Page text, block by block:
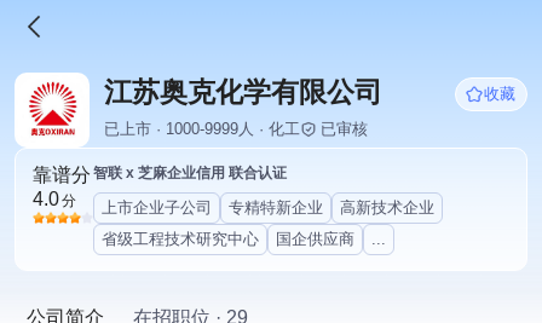
江苏奥克化学有限公司
收藏
已上市 · 1000-9999人 · 化工
已审核
靠谱分
4.0分
智联 x 芝麻企业信用 联合认证
上市企业子公司 专精特新企业
高新技术企业
省级工程技术研究中心
国企供应商 ...
公司简介 在招职位 · 29